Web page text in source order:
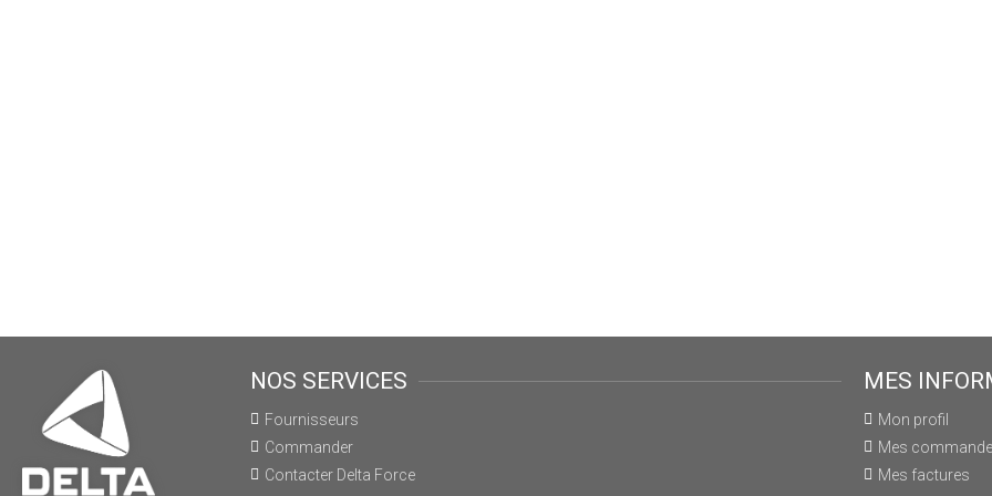
NOS SERVICES
Fournisseurs
Commander
Contacter Delta Force
MES
Mon profil
Mes
Mes factures